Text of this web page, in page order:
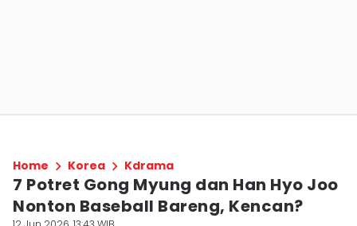
Home Korea Kdrama
7 Potret Gong Myung dan Han Hyo Joo
Nonton Baseball Bareng, Kencan?